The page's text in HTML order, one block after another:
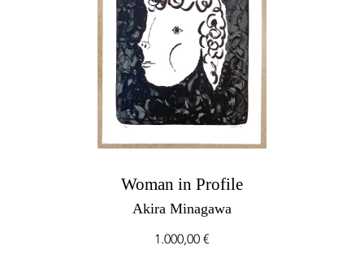
Woman in Profile
Akira Minagawa
1.000,00€